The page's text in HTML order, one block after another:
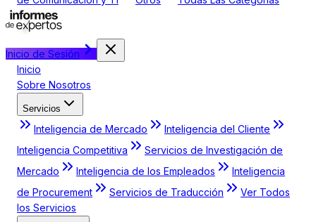
Inicio de Sesión
Inicio
Sobre Nosotros
Servicios
Inteligencia de Mercado
Inteligencia del Cliente
Inteligencia Competitiva
Servicios de Investigación de
Mercado
Inteligencia de los Empleados
Inteligencia
de Procurement
Servicios de Traducción
Ver Todos
los Servicios